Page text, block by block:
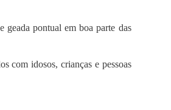
geada pontual em boa parte das
com idosos, crianças e pessoas